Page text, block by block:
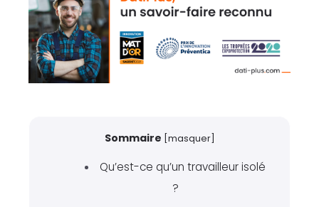
Sommaire masquer]
Qu’est-ce qu’un travailleur isolé
?